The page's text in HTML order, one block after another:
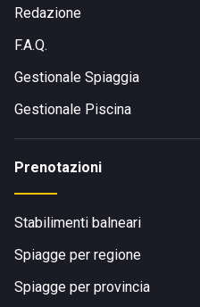
Redazione
F.A.Q.
Gestionale Spiaggia
Gestionale Piscina
Prenotazioni
Stabilimenti balneari
Spiagge per regione
Spiagge per provincia